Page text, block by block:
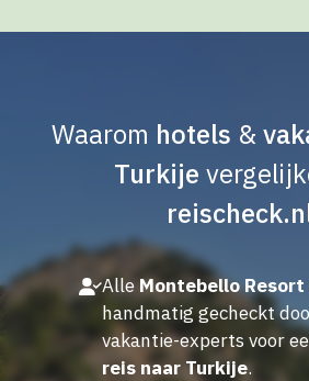
Waarom hotels &
Turkije
AlleMontebello
handmatig gecheckt
vakantie-experts voor
reis naar Turkije.